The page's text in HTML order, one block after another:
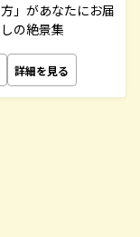
」があなたにお届
の絶景集
詳細を見る